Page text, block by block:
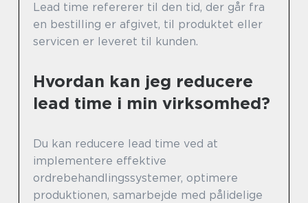
Lead time refererer til den tid, der går fra
en bestilling er afgivet, til produktet eller
servicen er leveret til kunden.
Hvordan kan jeg reducere
lead time i min virksomhed?
Du kan reducere lead time ved at
implementere effektive
ordrebehandlingssystemer, optimere
produktionen, samarbejde med pålidelige